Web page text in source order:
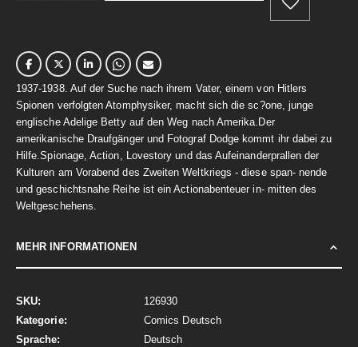
1937-1938. Auf der Suche nach ihrem Vater, einem von Hitlers
Spionen verfolgten Atomphysiker, macht sich die sc?one, junge
englische Adelige Betty auf den Weg nach Amerika.Der
amerikanische Draufgänger und Fotograf Dodge kommt ihr dabei zu
Hilfe.Spionage, Action, Lovestory und das Aufeinanderprallen der
Kulturen am Vorabend des Zweiten Weltkriegs - diese span- nende
und geschichtsnahe Reihe ist ein Actionabenteuer in- mitten des
Weltgeschehens.
MEHR INFORMATIONEN
Mehr
Informationen
126930
Comics Deutsch
Deutsch